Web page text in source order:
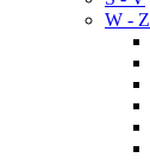
W - Z